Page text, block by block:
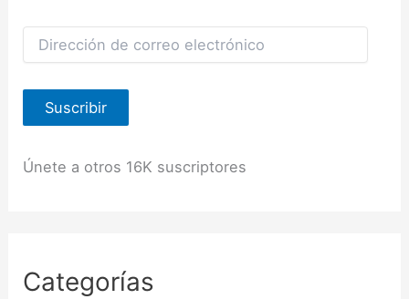
e
c
ó
r
r
Suscribir
Únete a otros 16K suscriptores
Categorías